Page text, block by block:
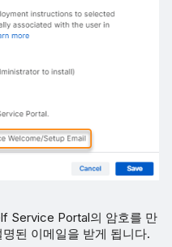
Service Portal의 암호를 만
된 이메일을 받게 됩니다.